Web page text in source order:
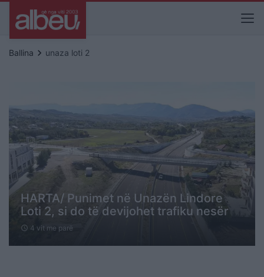
Ballina keyboard_arrow_right unaza loti 2
HARTA/ Punimet në Unazën Lindore
Loti 2, si do të devijohet trafiku nesër
schedule 4 vit me parë